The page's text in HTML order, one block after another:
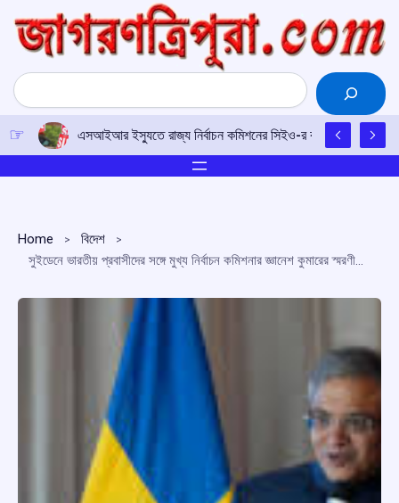
content
Search
এসআইআর ইস্যুতে রাজ্য নির্বাচন কমিশনের সিইও-র কাছে
Home
বিদেশ
সুইডেনে ভারতীয় প্রবাসীদের সঙ্গে মুখ্য নির্বাচন কমিশনার জ্ঞানেশ কুমারের স্মরণীয় সাক্ষাৎ, আন্তর্জাতিক সম্মেলনে ভারতের নেতৃত্ব